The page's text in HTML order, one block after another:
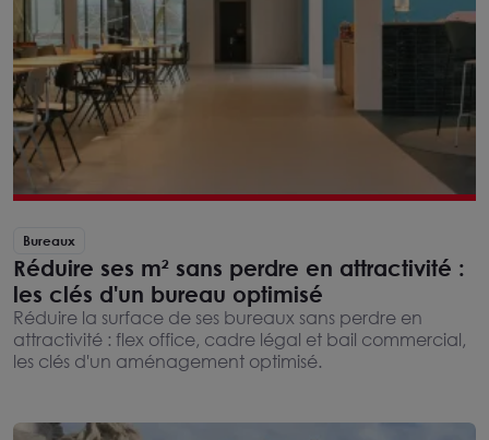
Bureaux
Réduire ses m² sans perdre en attractivité :
les clés d'un bureau optimisé
Réduire la surface de ses bureaux sans perdre en
attractivité : flex office, cadre légal et bail commercial,
les clés d'un aménagement optimisé.